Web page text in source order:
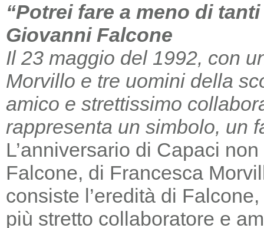
“Potrei fare a meno di
Giovanni Falcone
Il 23 maggio del 1992, con
Morvillo e tre uomini della
amico e strettissimo
rappresenta un simbolo, un
L’anniversario di Capaci
Falcone, di Francesca
consiste l’eredità di
più stretto collaboratore e